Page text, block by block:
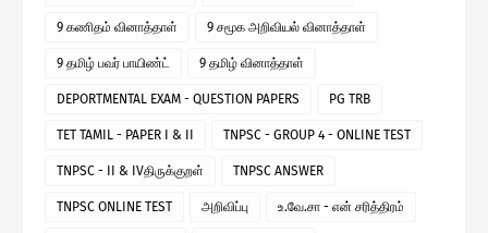
9 கணிதம் வினாத்தாள் 9 சமூக அறிவியல் வினாத்தாள்
9 தமிழ் பவர் பாயிண்ட் 9 தமிழ் வினாத்தாள்
DEPORTMENTAL EXAM - QUESTION PAPERS PG TRB
TET TAMIL - PAPER I & II TNPSC - GROUP 4 - ONLINE TEST
TNPSC - II & IVதிருக்குறள் TNPSC ANSWER
TNPSC ONLINE TEST அறிவிப்பு உ.வே.சா - என் சரித்திரம்